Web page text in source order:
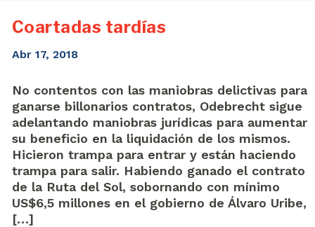
Coartadas tardías
Abr 17, 2018
No contentos con las maniobras delictivas para
ganarse billonarios contratos, Odebrecht sigue
adelantando maniobras jurídicas para aumentar
su beneficio en la liquidación de los mismos.
Hicieron trampa para entrar y están haciendo
trampa para salir. Habiendo ganado el contrato
de la Ruta del Sol, sobornando con mínimo
US$6,5 millones en el gobierno de Álvaro Uribe,
[…]